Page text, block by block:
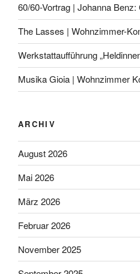
60/60-Vortrag | Johanna
The Lasses | Wohnzimmer-
Werkstattaufführung
Musika Gioia | Wohnzimmer
ARCHIV
August 2026
Mai 2026
März 2026
Februar 2026
November 2025